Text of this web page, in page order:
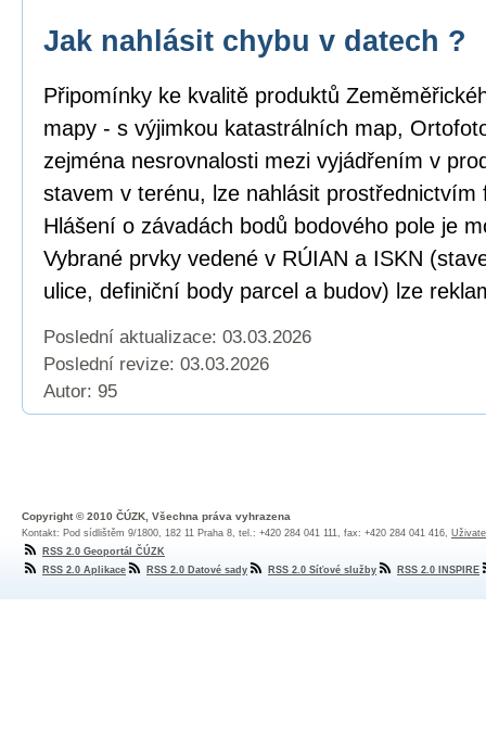
Jak nahlásit chybu v datech ?
Připomínky ke kvalitě produktů
mapy - s výjimkou katastrálních map,
zejména nesrovnalosti mezi vyjádřením v
stavem v terénu, lze nahlásit
Hlášení o závadách bodů bodového pole je
Vybrané prvky vedené v RÚIAN a ISKN
ulice, definiční body parcel a budov) lze
Poslední aktualizace: 03.03.2026
Poslední revize: 03.03.2026
Autor: 95
Copyright © 2010 ČÚZK, Všechna práva vyhrazena
Kontakt: Pod sídlištěm 9/1800, 182 11 Praha 8, tel.: +420 284 041 111, fax: +420 284 041 416,
RSS 2.0 Geoportál ČÚZK
RSS 2.0 Aplikace
RSS 2.0 Datové sady RSS 2.0 Síťové služby RSS 2.0 INSPIRE